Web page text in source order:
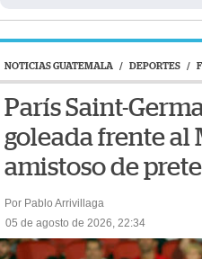
NOTICIAS GUATEMALA / DEPORTES /
París Saint-
goleada frente al
amistoso de
Por Pablo Arrivillaga
05 de agosto de 2026, 22:34